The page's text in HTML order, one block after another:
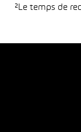
²Le temps de